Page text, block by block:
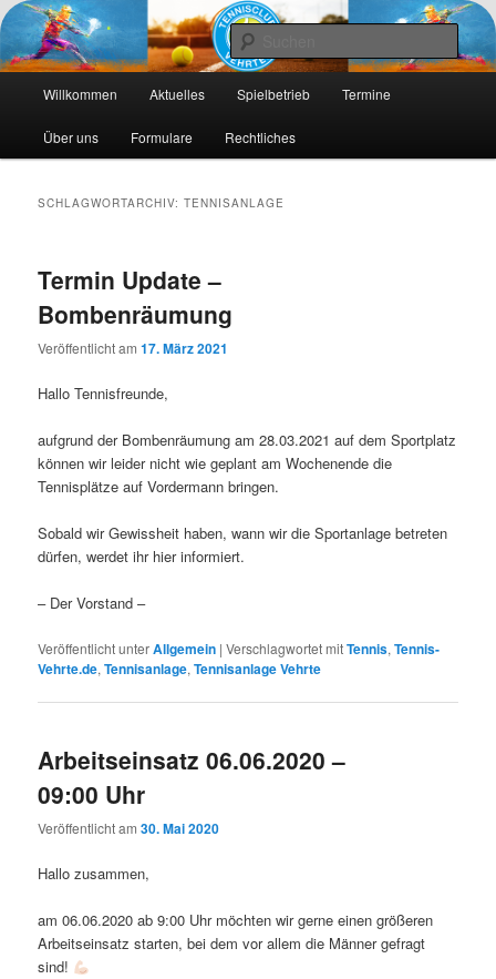
Tennis-Vehrte
Die Webseite des Tennisclub Vehrte e. V.
Zum
primären
Zum
sekundären
Willkommen Aktuelles Spielbetrieb Termine
Über uns Formulare Rechtliches
SCHLAGWORTARCHIV:TENNISANLAGE
Termin Update –
Bombenräumung
Veröffentlicht am17. März 2021
Hallo Tennisfreunde,
aufgrund der Bombenräumung am 28.03.2021 auf dem Sportplatz
können wir leider nicht wie geplant am Wochenende die
Tennisplätze auf Vordermann bringen.
Sobald wir Gewissheit haben, wann wir die Sportanlage betreten
dürfen, werdet ihr hier informiert.
– Der Vorstand –
Veröffentlicht unterAllgemein |Verschlagwortet mitTennis,Tennis-
Vehrte.de,Tennisanlage,Tennisanlage Vehrte
Arbeitseinsatz 06.06.2020 –
09:00 Uhr
Veröffentlicht am30. Mai 2020
Hallo zusammen,
am 06.06.2020 ab 9:00 Uhr möchten wir gerne einen größeren
Arbeitseinsatz starten, bei dem vor allem die Männer gefragt
sind!